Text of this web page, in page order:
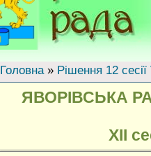
Головна» Рішення 12
ЯВОРІВСЬКА
XII